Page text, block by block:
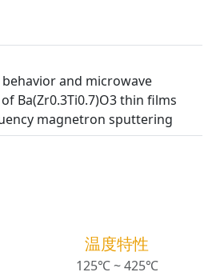
and microwave
Ba(Zr0.3Ti0.7)O3 thin films
magnetron sputtering
温度特性
125℃ ~ 425℃